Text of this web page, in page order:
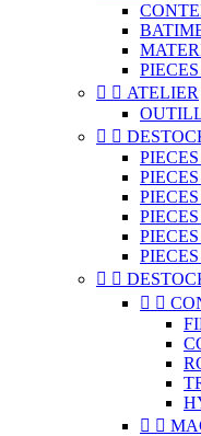
  ATELIER
 
 
 
 